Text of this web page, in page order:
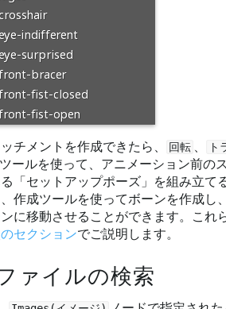
チメントを作成できたら、 回転 、 ト
ツールを使って、アニメーション前の
「セットアップポーズ」を組み立て
作成ツールを使ってボーンを作成し
ンに移動させることができます。これ
セクションでご説明します。
ァイルの検索